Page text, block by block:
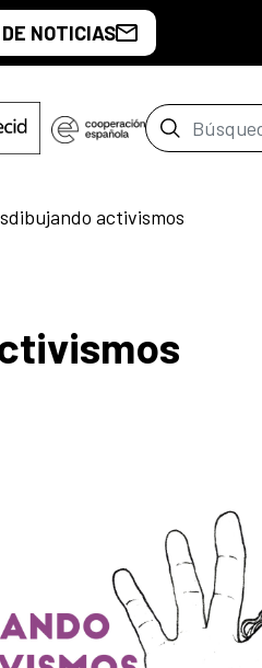
NOTICIAS
Barra de
activismos